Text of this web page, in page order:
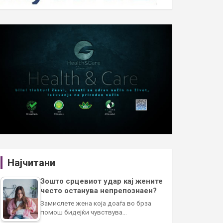
Најчитани
Зошто срцевиот удар кај жените
често останува непрепознаен?
Замислете жена која доаѓа во брза
помош бидејќи чувствува…